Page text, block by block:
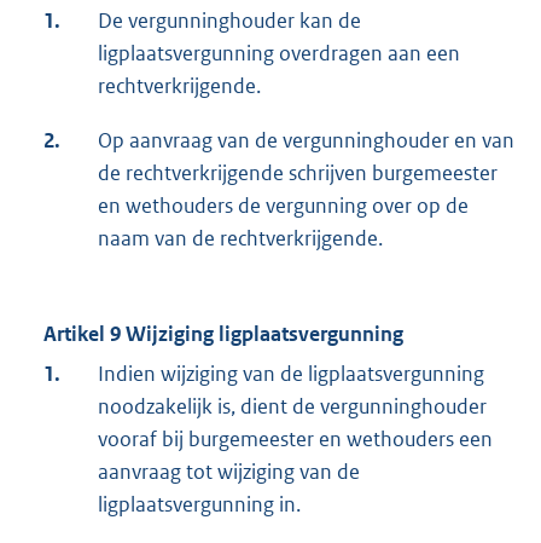
1.
De vergunninghouder kan de
ligplaatsvergunning overdragen aan een
rechtverkrijgende.
2.
Op aanvraag van de vergunninghouder en van
de rechtverkrijgende schrijven burgemeester
en wethouders de vergunning over op de
naam van de rechtverkrijgende.
Artikel 9 Wijziging ligplaatsvergunning
1.
Indien wijziging van de ligplaatsvergunning
noodzakelijk is, dient de vergunninghouder
vooraf bij burgemeester en wethouders een
aanvraag tot wijziging van de
ligplaatsvergunning in.